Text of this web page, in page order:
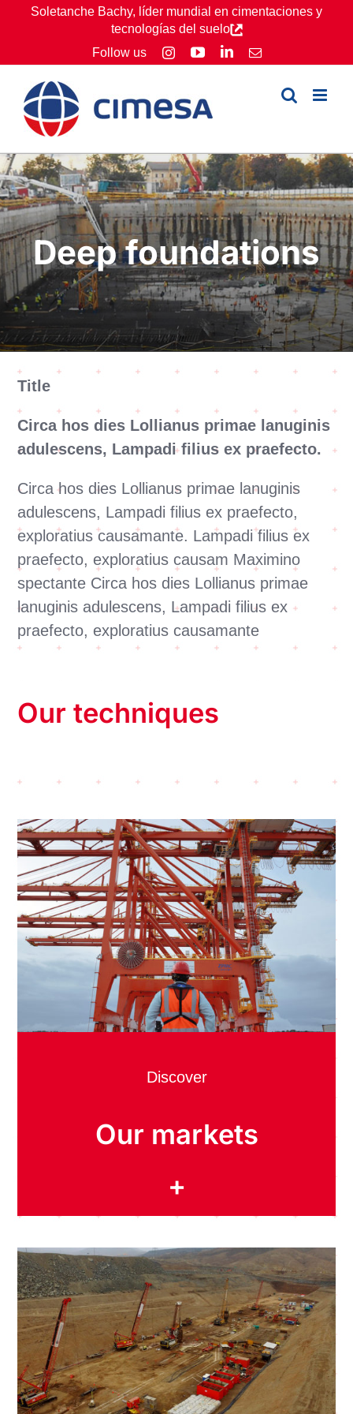
Soletanche Bachy, líder mundial en cimentaciones y
tecnologías del suelo
Follow us
InstagramYouTube
LinkedInEmail
Deep foundations
Title
Circa hos dies Lollianus primae lanuginis
adulescens, Lampadi filius ex praefecto.
Circa hos dies Lollianus primae lanuginis
adulescens, Lampadi filius ex praefecto,
exploratius causamante. Lampadi filius ex
praefecto, exploratius causam Maximino
spectante Circa hos dies Lollianus primae
lanuginis adulescens, Lampadi filius ex
praefecto, exploratius causamante
Our techniques
Discover
Our markets
+